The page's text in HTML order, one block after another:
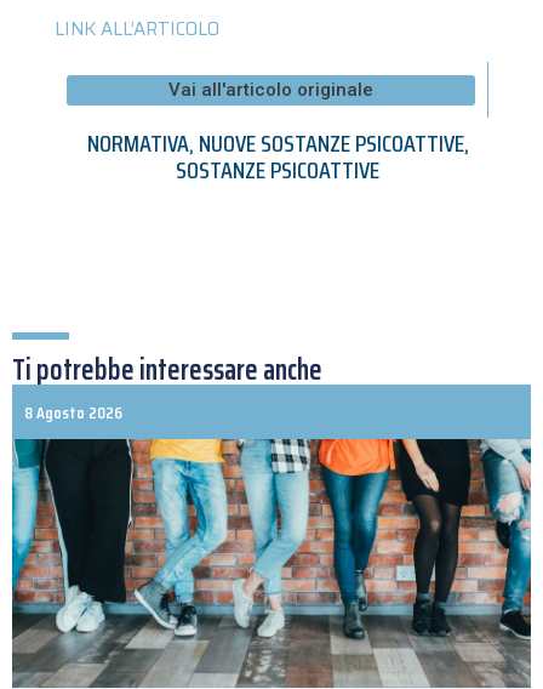
LINK ALL’ARTICOLO
Vai all'articolo originale
NORMATIVA,NUOVE SOSTANZE PSICOATTIVE,
SOSTANZE PSICOATTIVE
Ti potrebbe interessare anche
8 Agosto 2026